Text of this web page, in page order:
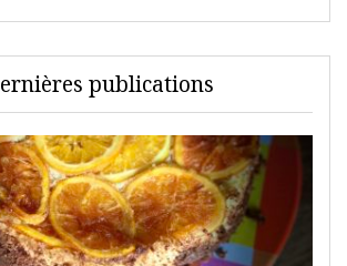
publications